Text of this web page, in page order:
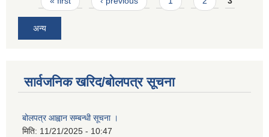
अन्य
सार्वजनिक खरिद/बोलपत्र सूचना
बोलपत्र आह्वान सम्बन्धी सूचना ।
मिति: 11/21/2025 - 10:47